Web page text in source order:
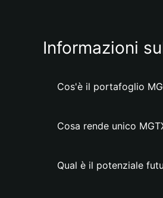
Informazioni
Cos'è il portafoglio
Cosa rende unico
Qual è il potenziale